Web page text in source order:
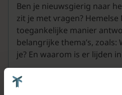
Ben je nieuwsgierig naar
zit je met vragen?
toegankelijke manier
belangrijke thema’s, zoals:
je? En waarom is er lijden
In dit boek ga je samen op
bekende Bijbelse personen